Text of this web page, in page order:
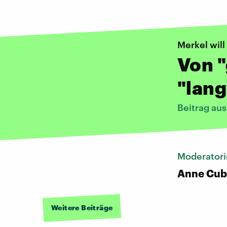
​Merkel
Von
Beitrag
Anne
Weitere Beiträge